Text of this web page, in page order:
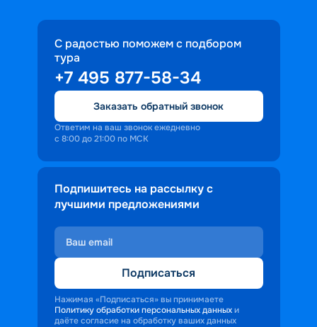
С радостью поможем с подбором
тура
+7 495 877-58-34
Заказать обратный звонок
Ответим на ваш звонок ежедневно
с 8:00 до 21:00 по МСК
Подпишитесь на рассылку с
лучшими предложениями
Подписаться
Нажимая «Подписаться» вы принимаете
Политику обработки персональных данных и
даёте согласие на обработку ваших данных